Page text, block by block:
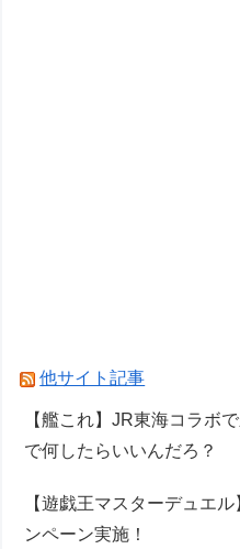
他サイト記事
【艦これ】JR東海コラボ
で何したらいいんだろ？
【遊戯王マスターデュエ
ンペーン実施！